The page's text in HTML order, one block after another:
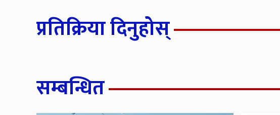
प्रतिक्रिया दिनुहोस्
सम्बन्धित